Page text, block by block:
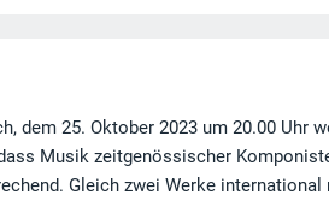
dem 25. Oktober 2023 um 20.00 Uhr
Musik zeitgenössischer
Gleich zwei Werke